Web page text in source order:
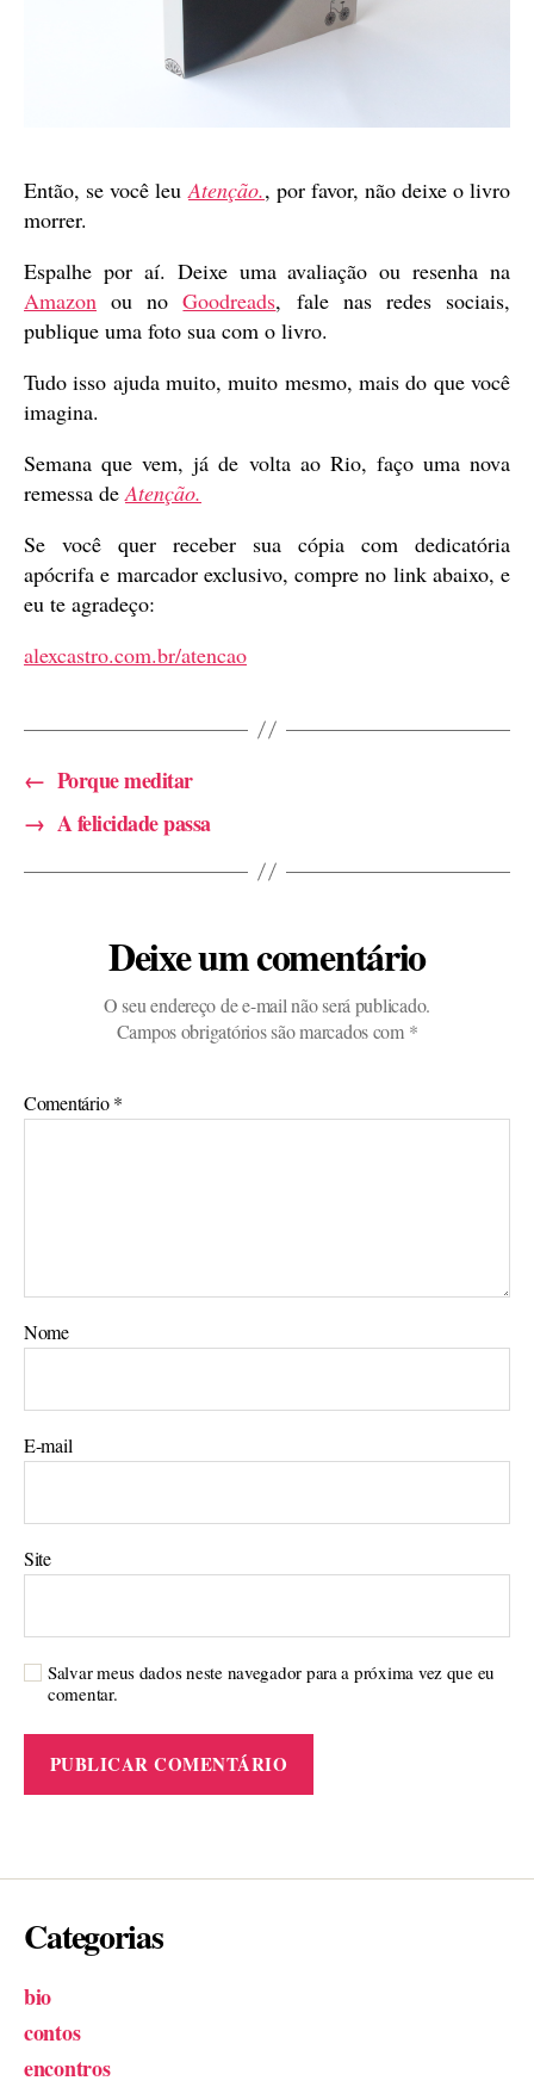
Então, se você leuAtenção., por favor, não deixe o livro
morrer.
Espalhe por aí. Deixe uma avaliação ou resenha na
Amazon ou noGoodreads, fale nas redes sociais,
publique uma foto sua com o livro.
Tudo isso ajuda muito, muito mesmo, mais do que você
imagina.
Semana que vem, já de volta ao Rio, faço uma nova
remessa deAtenção.
Se você quer receber sua cópia com dedicatória
apócrifa e marcador exclusivo, compre no link abaixo, e
eu te agradeço:
alexcastro.com.br/atencao
← Porque meditar
→ A felicidade passa
Deixe um comentário
O seu endereço de e-mail não será publicado.
Campos obrigatórios são marcados com *
Comentário*
Nome
E-mail
Site
Salvar meus dados neste navegador para a próxima vez que eu
comentar.
Categorias
bio
contos
encontros